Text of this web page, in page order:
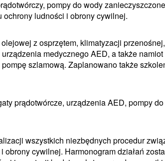
pompy do wody
ludności i obrony cywilnej.
z osprzętem, klimatyzacji
medycznego AED, a także
szlamową. Zaplanowano także
prądotwórcze, urządzenia AED, pompy
wszystkich niezbędnych procedur
cywilnej. Harmonogram działań